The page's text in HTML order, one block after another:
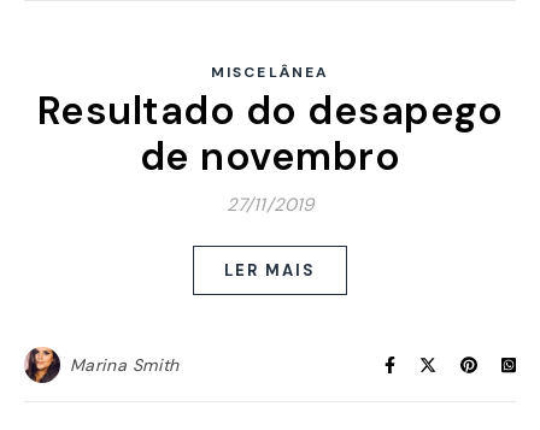
MISCELÂNEA
Resultado do desapego
de novembro
27/11/2019
LER MAIS
Marina Smith